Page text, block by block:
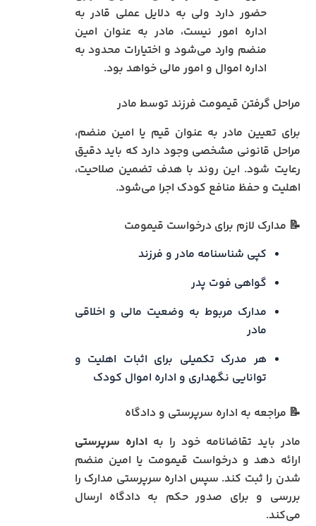
حضور دارد ولی به دلایل عملی قادر به
اداره امور نیست، مادر به عنوان امین
منضم وارد می‌شود و اختیارات محدود به
اداره اموال و امور مالی خواهد بود.
مراحل گرفتن قیمومت فرزند توسط مادر
برای تعیین مادر به عنوان قیم یا امین منضم،
مراحل قانونی مشخصی وجود دارد که باید دقیق
رعایت شود. این روند با هدف تضمین صلاحیت،
اهلیت و حفظ منافع کودک اجرا می‌شود.
📝 مدارک لازم برای درخواست قیمومت
کپی شناسنامه مادر و فرزند
گواهی فوت پدر
مدارک مربوط به وضعیت مالی و اخلاقی
مادر
هر مدرک تکمیلی برای اثبات اهلیت و
توانایی نگهداری و اداره اموال کودک
📝 مراجعه به اداره سرپرستی و دادگاه
مادر باید تقاضانامه خود را بهاداره سرپرستی
ارائه دهد و درخواست قیمومت یا امین منضم
شدن را ثبت کند. سپس اداره سرپرستی مدارک را
بررسی و برای صدور حکم به دادگاه ارسال
می‌کند.